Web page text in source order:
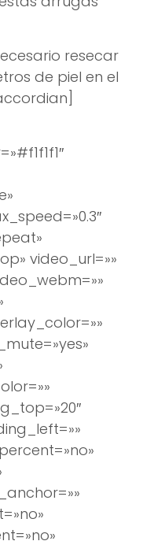
resecar
de piel en el
video_url=»»